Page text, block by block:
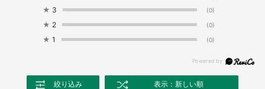
★ 3 (0)
★ 2 (0)
★ 1 (0)
絞り込み 表示：新しい順